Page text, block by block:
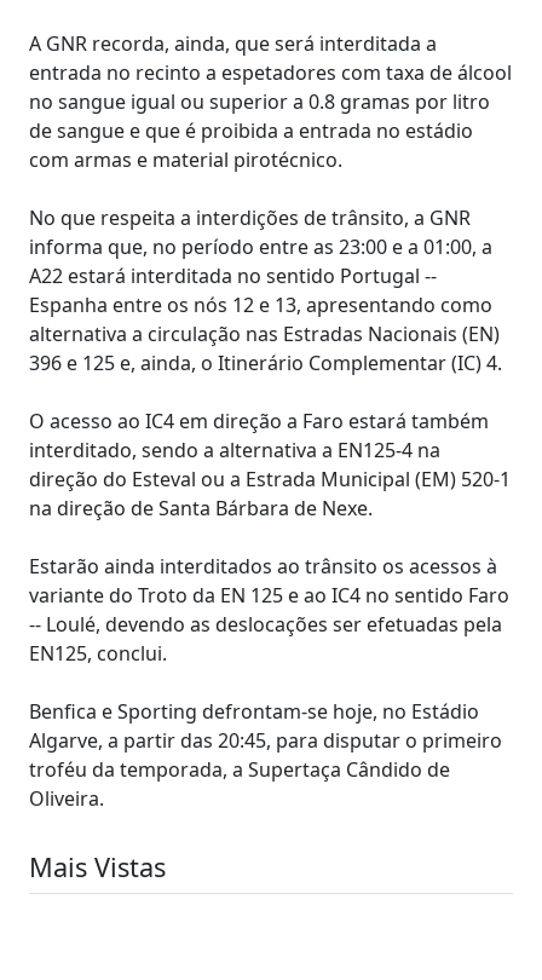
A GNR recorda, ainda, que será interditada a
entrada no recinto a espetadores com taxa de álcool
no sangue igual ou superior a 0.8 gramas por litro
de sangue e que é proibida a entrada no estádio
com armas e material pirotécnico.
No que respeita a interdições de trânsito, a GNR
informa que, no período entre as 23:00 e a 01:00, a
A22 estará interditada no sentido Portugal --
Espanha entre os nós 12 e 13, apresentando como
alternativa a circulação nas Estradas Nacionais (EN)
396 e 125 e, ainda, o Itinerário Complementar (IC) 4.
O acesso ao IC4 em direção a Faro estará também
interditado, sendo a alternativa a EN125-4 na
direção do Esteval ou a Estrada Municipal (EM) 520-1
na direção de Santa Bárbara de Nexe.
Estarão ainda interditados ao trânsito os acessos à
variante do Troto da EN 125 e ao IC4 no sentido Faro
-- Loulé, devendo as deslocações ser efetuadas pela
EN125, conclui.
Benfica e Sporting defrontam-se hoje, no Estádio
Algarve, a partir das 20:45, para disputar o primeiro
troféu da temporada, a Supertaça Cândido de
Oliveira.
Mais Vistas